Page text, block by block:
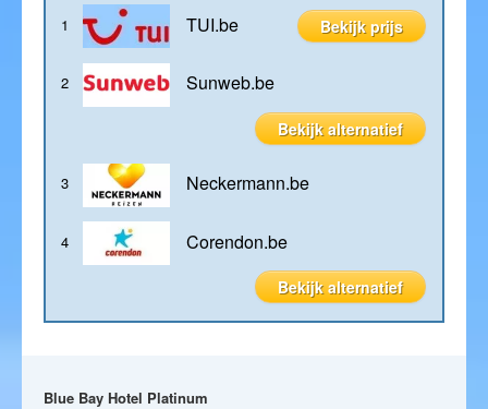
1 TUI.be Bekijk prijs
2 Sunweb.be
Bekijk alternatief
3 Neckermann.be
4 Corendon.be
Bekijk alternatief
Blue Bay Hotel Platinum